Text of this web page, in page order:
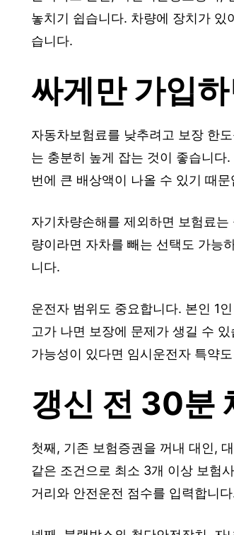
놓치기 쉽습니다. 차량에 장치가 있
습니다.
싸게만 가입
자동차보험료를 낮추려고 보장 한
는 충분히 높게 잡는 것이 좋습니
번에 큰 배상액이 나올 수 있기 때문
자기차량손해를 제외하면 보험료
량이라면 자차를 빼는 선택도 가능
니다.
운전자 범위도 중요합니다. 본인 1
고가 나면 보장에 문제가 생길 수
가능성이 있다면 임시운전자 특약
갱신 전 30분
첫째, 기존 보험증권을 꺼내 대인,
같은 조건으로 최소 3개 이상 보험
거리와 안전운전 점수를 입력합니